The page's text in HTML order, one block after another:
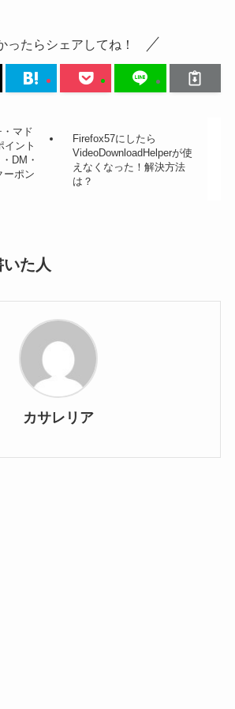
ったらシェアしてね！
マド
イント
DM・
ーポン
Firefox57にしたら
VideoDownloadHelperが使
えなくなった！解決方法
は？
た人
カサレリア